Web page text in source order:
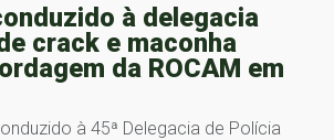
à delegacia
crack e maconha
da ROCAM em
à 45ª Delegacia de Polícia